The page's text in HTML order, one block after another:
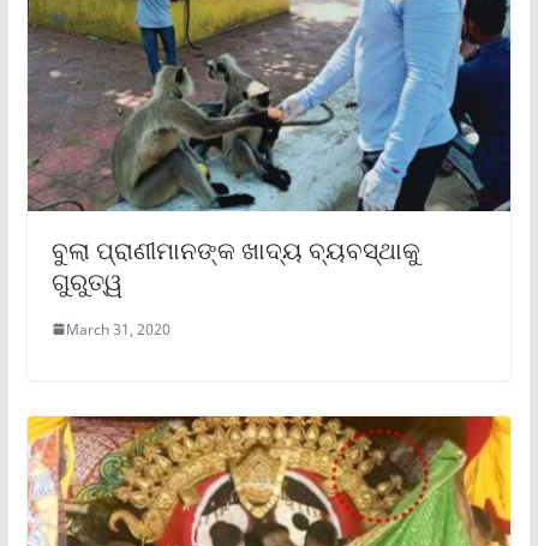
ବୁଲା ପ୍ରାଣୀମାନଙ୍କ ଖାଦ୍ୟ ବ୍ୟବସ୍ଥାକୁ
ଗୁରୁତ୍ୱ
March 31, 2020